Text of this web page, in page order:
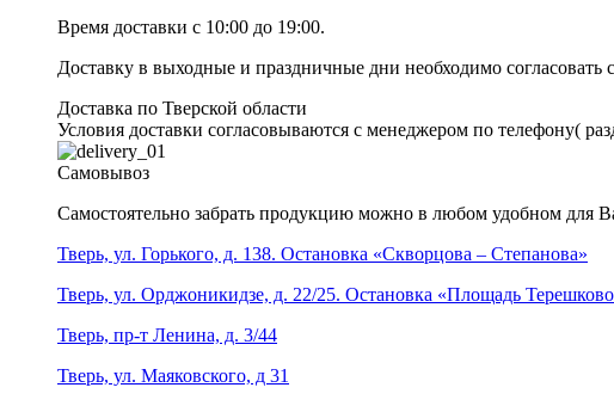
Время доставки с 10:00 до 19:00.
Доставку в выходные и праздничные дни необходимо
Доставка по Тверской области
Условия доставки согласовываются с менеджером по телефону(
Самовывоз
Самостоятельно забрать продукцию можно в любом удобном для
Тверь, ул. Горького, д. 138. Остановка «Скворцова – Степанова»
Тверь, ул. Орджоникидзе, д. 22/25. Остановка «Площадь
Тверь, пр-т Ленина, д. 3/44
Тверь, ул. Маяковского, д 31